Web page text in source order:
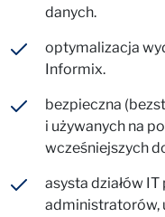
danych.
optymalizacja
Informix.
bezpieczna
i używanych na
wcześniejszych
asysta działów
administratorów,